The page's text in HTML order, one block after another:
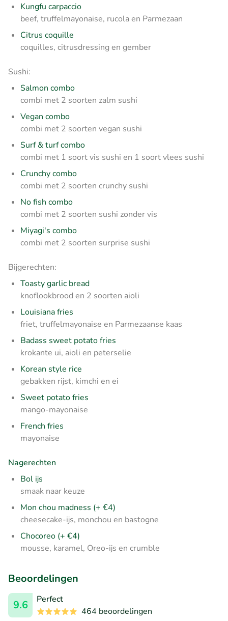
Kungfu carpaccio
beef, truffelmayonaise, rucola en Parmezaan
Citrus coquille
coquilles, citrusdressing en gember
Sushi:
Salmon combo
combi met 2 soorten zalm sushi
Vegan combo
combi met 2 soorten vegan sushi
Surf & turf combo
combi met 1 soort vis sushi en 1 soort vlees sushi
Crunchy combo
combi met 2 soorten crunchy sushi
No fish combo
combi met 2 soorten sushi zonder vis
Miyagi's combo
combi met 2 soorten surprise sushi
Bijgerechten:
Toasty garlic bread
knoflookbrood en 2 soorten aioli
Louisiana fries
friet, truffelmayonaise en Parmezaanse kaas
Badass sweet potato fries
krokante ui, aioli en peterselie
Korean style rice
gebakken rijst, kimchi en ei
Sweet potato fries
mango-mayonaise
French fries
mayonaise
Nagerechten
Bol ijs
smaak naar keuze
Mon chou madness (+ €4)
cheesecake-ijs, monchou en bastogne
Chocoreo (+ €4)
mousse, karamel, Oreo-ijs en crumble
Beoordelingen
9.6
Perfect
464 beoordelingen